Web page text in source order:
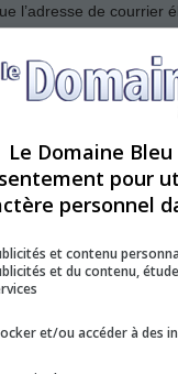
l’adresse de
avant tout que
de ne pas avoir
de la corriger.
à présent plus me
votre
la taille de leur base
Le Domaine
pour
personnel
et contenu
et du contenu,
et/ou accéder à des